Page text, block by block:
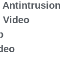
Antintrusion
Video